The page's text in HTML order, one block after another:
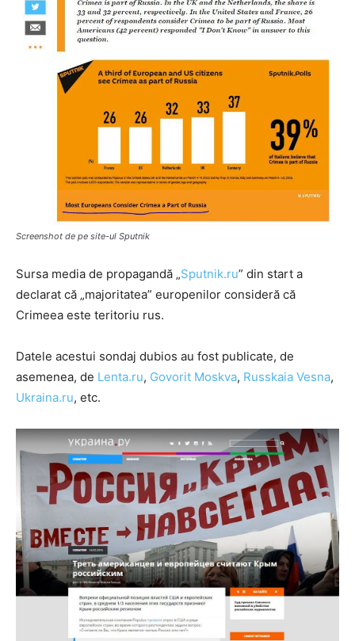
Screenshot de pe site-ul Sputnik
Sursa media de propagandă „Sputnik.ru” din start a
declarat că „majoritatea” europenilor consideră că
Crimeea este teritoriu rus.
Datele acestui sondaj dubios au fost publicate, de
asemenea, de Lenta.ru, Govorit Moskva, Russkaia Vesna,
Ukraina.ru, etc.